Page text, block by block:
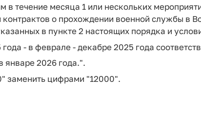
в течение месяца 1 или нескольких
о прохождении военной службы в
в пункте 2 настоящих порядка и
- в феврале - декабре 2025 года
январе 2026 года.".
заменить цифрами "12000".